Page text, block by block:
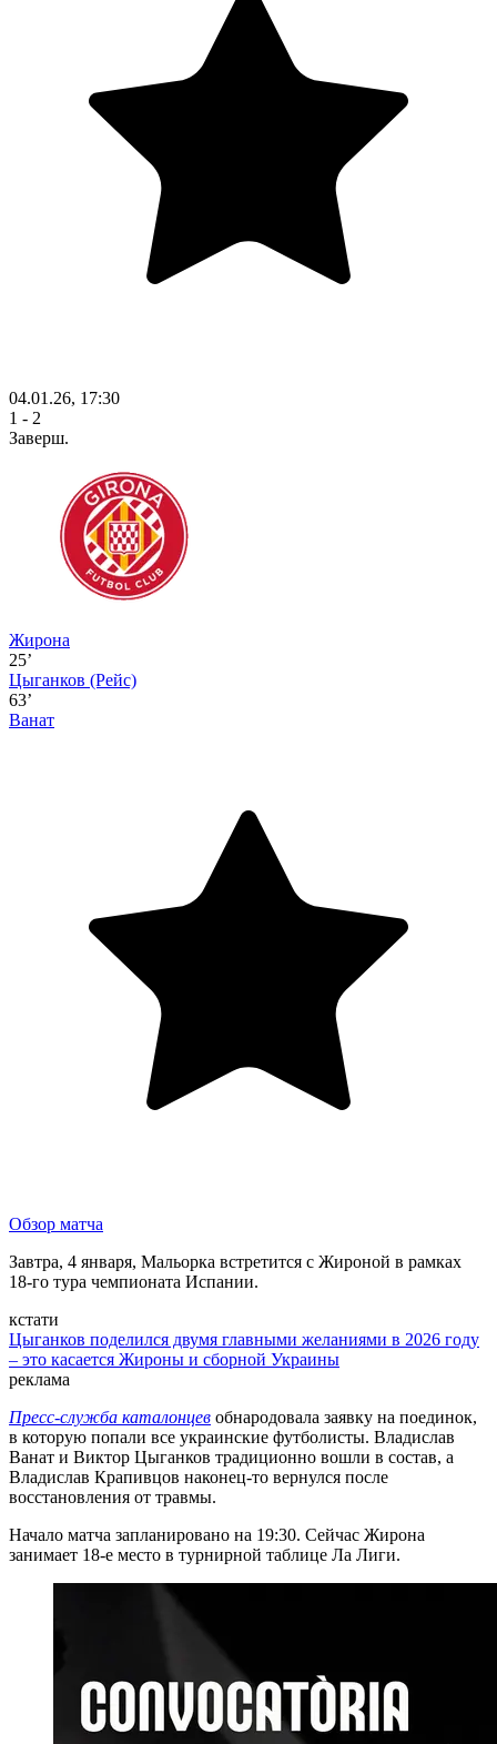
04.01.26, 17:30
1 - 2
Заверш.
Жирона
25’
Цыганков (Рейс)
63’
Ванат
Обзор матча
Завтра, 4 января, Мальорка встретится с Жироной в рамках
18-го тура чемпионата Испании.
кстати
Цыганков поделился двумя главными желаниями в 2026 году
– это касается Жироны и сборной Украины
реклама
Пресс-служба каталонцев обнародовала заявку на поединок,
в которую попали все украинские футболисты. Владислав
Ванат и Виктор Цыганков традиционно вошли в состав, а
Владислав Крапивцов наконец-то вернулся после
восстановления от травмы.
Начало матча запланировано на 19:30. Сейчас Жирона
занимает 18-е место в турнирной таблице Ла Лиги.